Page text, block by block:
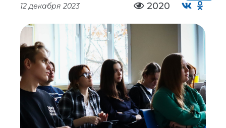
12 декабря 2023 2020